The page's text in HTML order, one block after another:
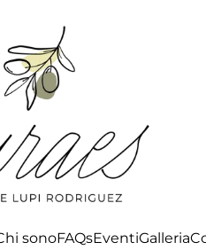
sonoFAQsEventiGalleria